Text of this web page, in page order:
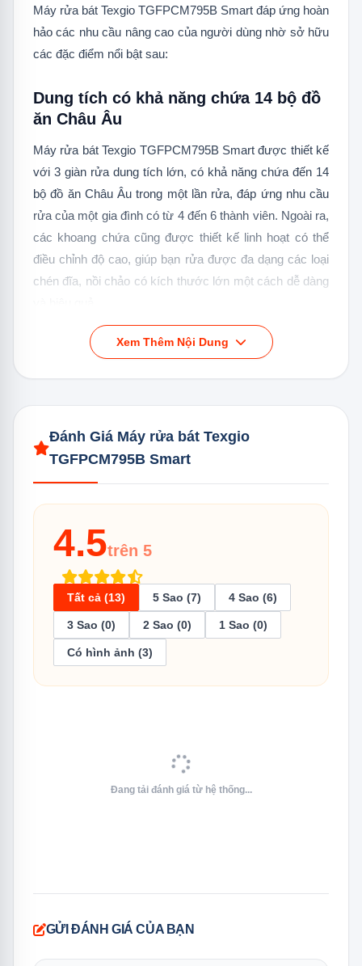
Máy rửa bát Texgio TGFPCM795B Smart đáp ứng hoàn
hảo các nhu cầu nâng cao của người dùng nhờ sở hữu
các đặc điểm nổi bật sau:
Dung tích có khả năng chứa 14 bộ đồ
ăn Châu Âu
Máy rửa bát Texgio TGFPCM795B Smart được thiết kế
với 3 giàn rửa dung tích lớn, có khả năng chứa đến 14
bộ đồ ăn Châu Âu trong một lần rửa, đáp ứng nhu cầu
rửa của một gia đình có từ 4 đến 6 thành viên. Ngoài ra,
các khoang chứa cũng được thiết kế linh hoạt có thể
điều chỉnh độ cao, giúp bạn rửa được đa dạng các loại
chén đĩa, nồi chảo có kích thước lớn một cách dễ dàng
Texgio TGFPCM795B Smart sở hữu dung tích lớn thích hợp
cho các gia đình đông người hoặc những buổi tiệc tùng
Đa dạng với 7 chương trình rửa
Máy rửa bát Texgio TGFPCM795B Smart trang bị 7
chương trình rửa linh hoạt, phù hợp với số lượng bát
TGFPCM795B Smart bao gồm:
Rửa tự động
Rửa yên tĩnh
Xem Thêm Nội Dung
Đánh Giá Máy rửa bát Texgio
TGFPCM795B Smart
4.5trên 5
Tất cả (13) 5 Sao (7) 4 Sao (6)
3 Sao (0) 2 Sao (0) 1 Sao (0)
Có hình ảnh (3)
Đang tải đánh giá từ hệ thống...
GỬI ĐÁNH GIÁ CỦA BẠN